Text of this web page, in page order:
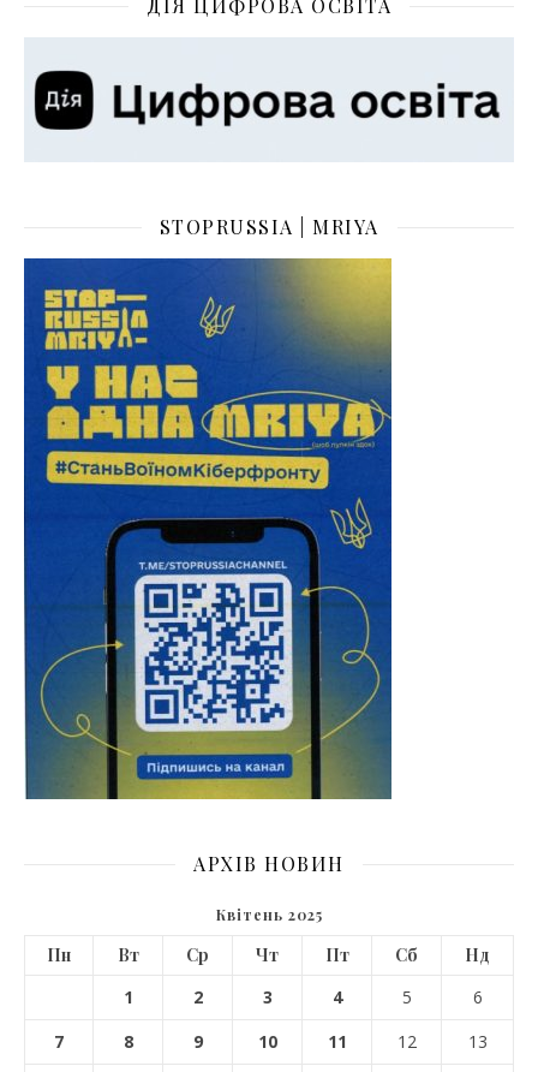
STOPRUSSIA | MRIYA
АРХІВ НОВИН
Квітень 2025
Пн Вт Ср Чт Пт Сб
Нд
1
2 3 4 5
6
7
8 9 10 11 12
13